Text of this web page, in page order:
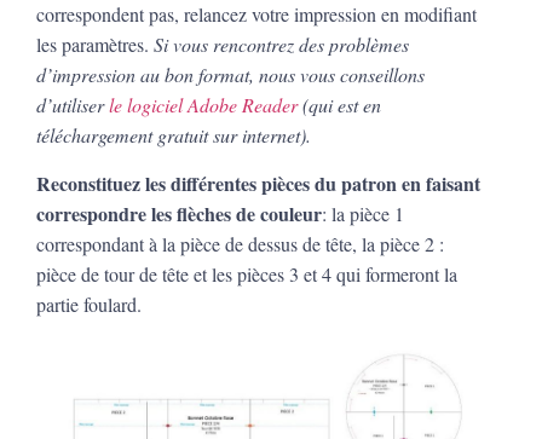
correspondent pas, relancez votre impression en modifiant
les paramètres. Si vous rencontrez des problèmes
d’impression au bon format, nous vous conseillons
d’utiliserle logiciel Adobe Reader(qui est en
téléchargement gratuit sur internet).
Reconstituez les différentes pièces du patron en faisant
correspondre les flèches de couleur: la pièce 1
correspondant à la pièce de dessus de tête, la pièce 2 :
pièce de tour de tête et les pièces 3 et 4 qui formeront la
partie foulard.